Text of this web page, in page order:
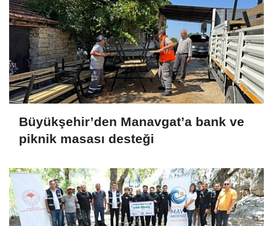
Büyükşehir’den Manavgat’a bank ve
piknik masası desteği